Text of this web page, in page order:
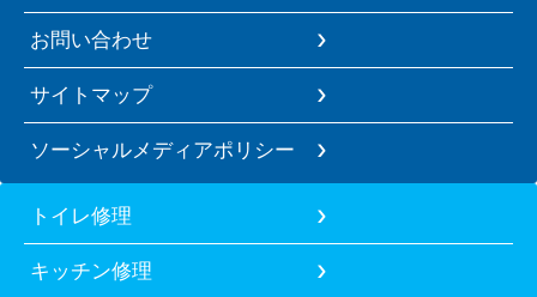
お問い合わせ
サイトマップ
ソーシャルメディアポリシー
トイレ修理
キッチン修理